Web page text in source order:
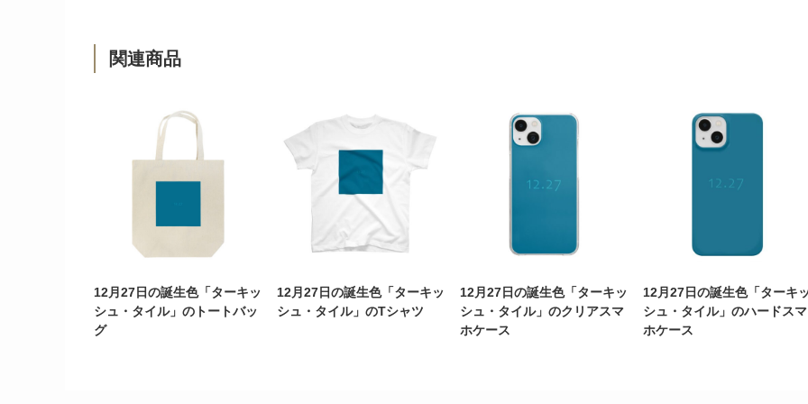
関連商品
12月27日の誕生色「ターキッ
シュ・タイル」のトートバッ
グ
12月27日の誕生色「ターキッ
シュ・タイル」のTシャツ
12月27日の誕生色「ターキッ
シュ・タイル」のクリアスマ
ホケース
12月27日の誕生色「ターキ
シュ・タイル」のハードスマ
ホケース